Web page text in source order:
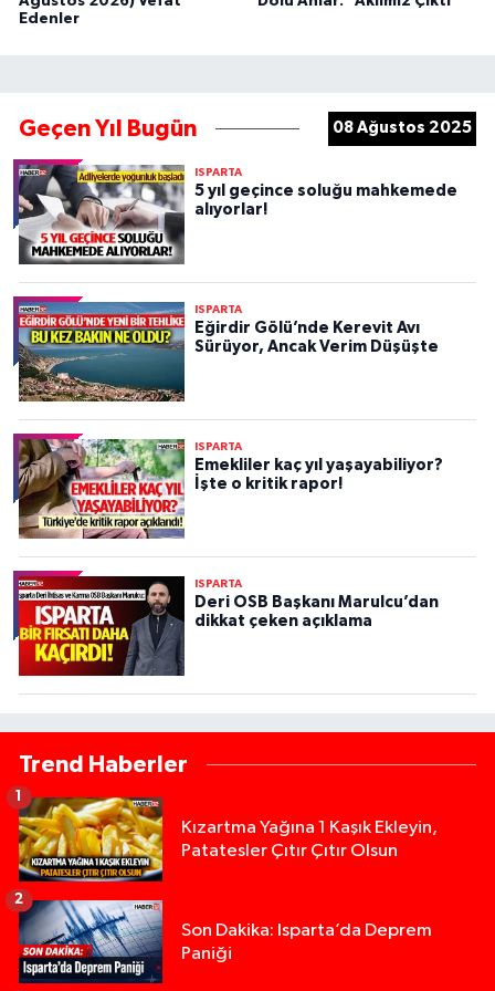
Edenler
Geçen Yıl Bugün 08 Ağustos 2025
ISPARTA
5 yıl geçince soluğu mahkemede
alıyorlar!
ISPARTA
Eğirdir Gölü’nde Kerevit Avı
Sürüyor, Ancak Verim Düşüşte
ISPARTA
Emekliler kaç yıl yaşayabiliyor?
İşte o kritik rapor!
ISPARTA
Deri OSB Başkanı Marulcu’dan
dikkat çeken açıklama
Trend Haberler
Kızartma Yağına 1 Kaşık Ekleyin,
Patatesler Çıtır Çıtır Olsun
1
Son Dakika: Isparta’da Deprem
Paniği
2